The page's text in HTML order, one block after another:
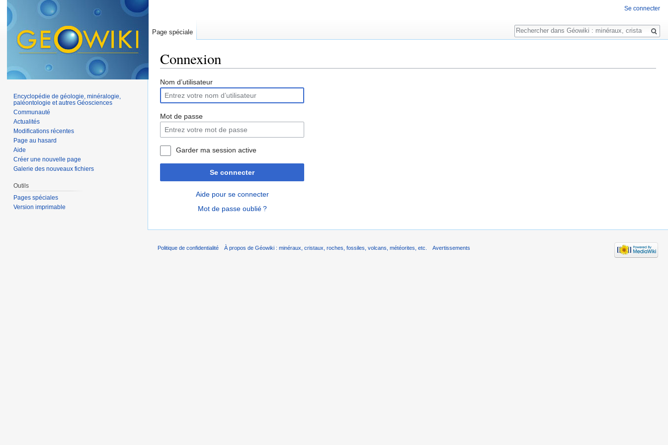
Connexion
Nom d’utilisateur
Mot de passe
Garder ma session active
Se connecter
Aide pour se connecter
Mot de passe oublié ?
Se connecter
Page spéciale
Rechercher
Encyclopédie de géologie, minéralogie,
paléontologie et autres Géosciences
Communauté
Actualités
Modifications récentes
Page au hasard
Aide
Créer une nouvelle page
Galerie des nouveaux fichiers
Outils
Pages spéciales
Version imprimable
Politique de confidentialité À propos de Géowiki : minéraux, cristaux, roches, fossiles, volcans, météorites, etc. Avertissements